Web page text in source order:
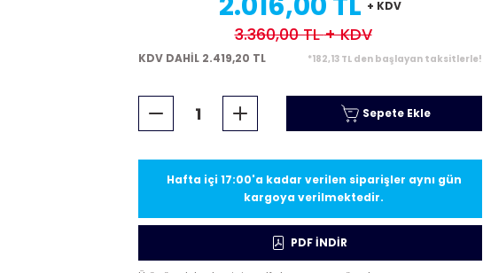
+ KDV
3.360,00 TL+ KDV
KDV DAHİL 2.419,20 TL *182,13 TL den başlayan taksitlerle!
Sepete Ekle
Hafta içi 17:00'a kadar verilen siparişler aynı gün
kargoya verilmektedir.
PDF İNDİR